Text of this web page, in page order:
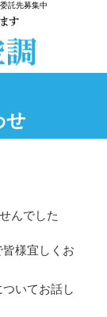
託先募集中
せ
んでした
様宜しくお
いてお話し